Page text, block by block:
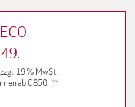
19 % MwSt.
ab € 850.- **